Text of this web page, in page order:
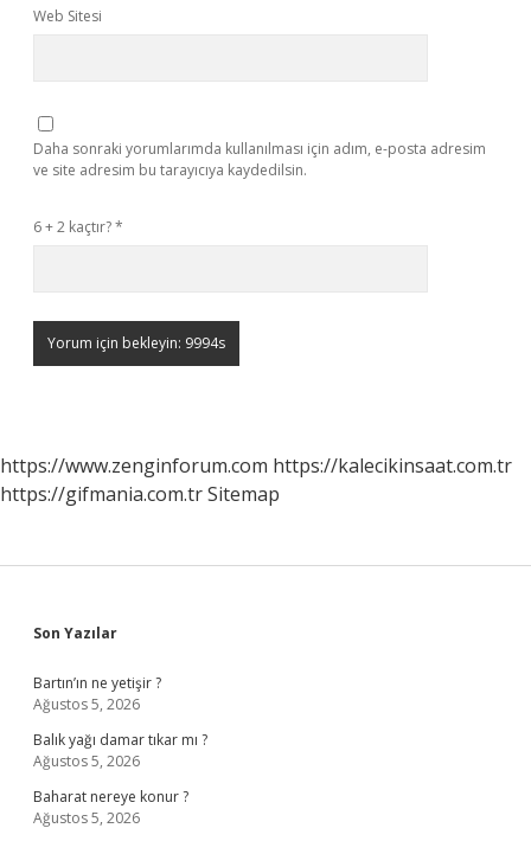
Web Sitesi
Daha sonraki yorumlarımda kullanılması için adım, e-posta adresim
ve site adresim bu tarayıcıya kaydedilsin.
6 + 2 kaçtır?*
https://www.zenginforum.com https://kalecikinsaat.com.tr
https://gifmania.com.trSitemap
Sidebar
Son Yazılar
Bartın’ın ne yetişir ?
Ağustos 5, 2026
Balık yağı damar tıkar mı ?
Ağustos 5, 2026
Baharat nereye konur ?
Ağustos 5, 2026